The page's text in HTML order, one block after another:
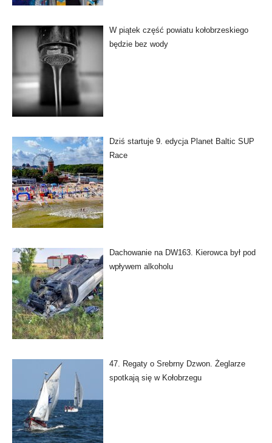
W piątek część powiatu kołobrzeskiego
będzie bez wody
Dziś startuje 9. edycja Planet Baltic SUP
Race
Dachowanie na DW163. Kierowca był pod
wpływem alkoholu
47. Regaty o Srebrny Dzwon. Żeglarze
spotkają się w Kołobrzegu